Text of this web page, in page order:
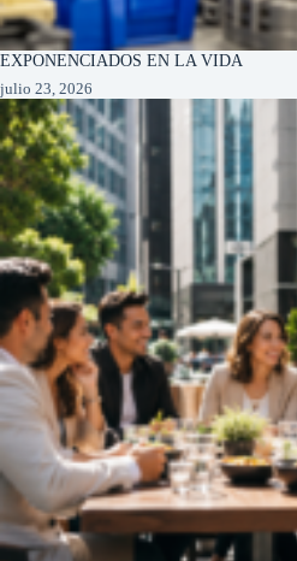
EXPONENCIADOS EN LA VIDA
julio 23, 2026